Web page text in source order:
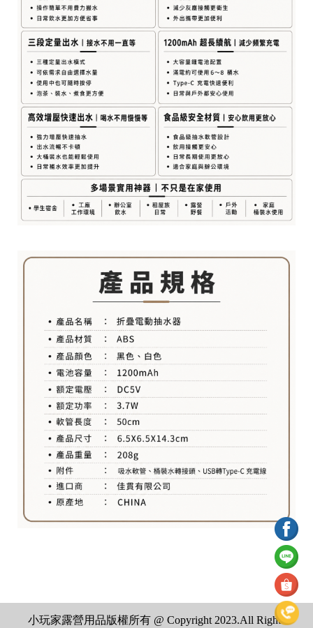
小玩家露營用品版權所有 @ Copyright 2023.All Rights